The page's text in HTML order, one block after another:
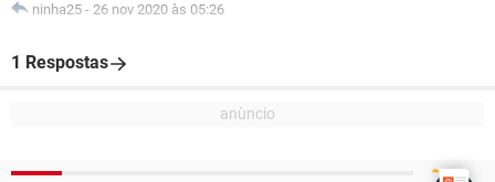
ninha25 - 26 nov 2020 às 05:26
1 Respostas